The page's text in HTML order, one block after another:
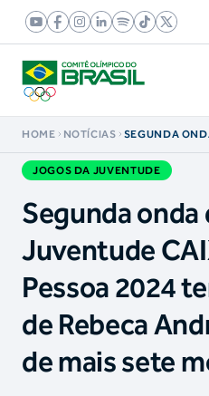
HOME NOTÍCIAS
SEGUNDA
REBECA
MODALIDADES
JOGOS DA JUVENTUDE
Segunda onda
Juventude
Pessoa 2024
de Rebeca
de mais sete